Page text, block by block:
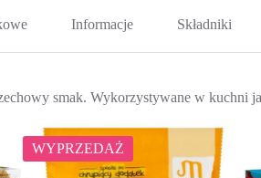
Informacje Składniki
smak. Wykorzystywane w kuchni